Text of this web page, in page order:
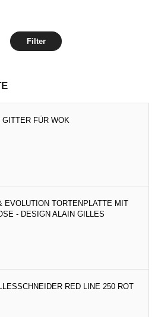
Filter
GITTER FÜR WOK
EVOLUTION TORTENPLATTE MIT
- DESIGN ALAIN GILLES
RED LINE 250 ROT